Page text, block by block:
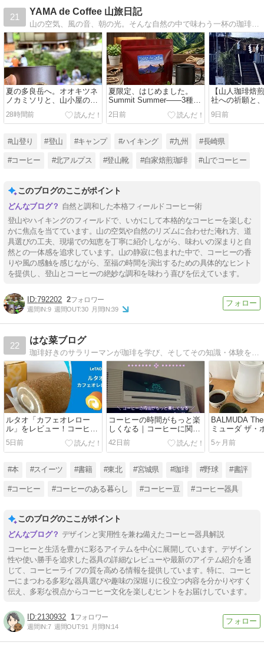
21
YAMA de Coffee 山旅日記
山の空気、風の音、朝の光。そんな自然の中で味わう一杯の珈琲は、格別です。登山の休憩時間や山頂でのひとときを、もっと特別に。「登る楽しみ」と「淹れる楽しみ」を、一緒に連れていきませんか？
夏の多良岳へ。オオキツネ
ノカミソリと、山小屋のア
イスコーヒー。
28時間前
夏限定、はじめました。
Summit Summer——3種ブ
レンドの自家焙煎スタンド
パック。
2日前
【山人珈琲焙
社への祈願と
遭ったときの
歩」。
9日前
#山登り #登山 #キャンプ #ハイキング #九州 #長崎県
#コーヒー #北アルプス #登山靴 #自家焙煎珈琲 #山でコーヒー
このブログのここがポイント
自然と調和した本格フィールドコーヒー術
登山やハイキングのフィールドで、いかにして本格的なコーヒーを楽しむ
かに焦点を当てています。山の空気や自然のリズムに合わせた淹れ方、道
具選びの工夫、現場での知恵を丁寧に紹介しながら、味わいの深まりと自
然との一体感を追求しています。山の静寂に包まれた中で、コーヒーの香
りや風の感触を感じながら、至福の時間を演出するための具体的なヒント
を提供し、登山とコーヒーの絶妙な調和を味わう喜びを伝えています。
792202 2
週間IN:9 週間OUT:30 月間IN:39
22
はな菜ブログ
ルタオ「カフェオレロー
ル」をレビュー！コーヒー
好きが実際に食べた感想や
口コミを紹介
5日前
コーヒーの時間がもっと楽
しくなる｜コーヒーに関す
る名曲10選
42日前
BALMUDA
ミューダ ザ・
ュー｜コーヒ
使ってみた感
5ヶ月前
#本 #スイーツ #書籍 #東北 #宮城県 #珈琲 #野球 #書評
#コーヒー #コーヒーのある暮らし #コーヒー豆 #コーヒー器具
このブログのここがポイント
デザインと実用性を兼ね備えたコーヒー器具解説
コーヒーと生活を豊かに彩るアイテムを中心に展開しています。デザイン
性や使い勝手を追求した器具の詳細なレビューや最新のアイテム紹介を通
じて、コーヒーライフの質を高める情報を提供しています。特に、コーヒ
ーにまつわる多彩な器具選びや趣味の深堀りに役立つ内容を分かりやすく
伝え、多彩な視点からコーヒー文化を楽しむヒントをお届けしています。
2130932 1
週間IN:7 週間OUT:91 月間IN:14